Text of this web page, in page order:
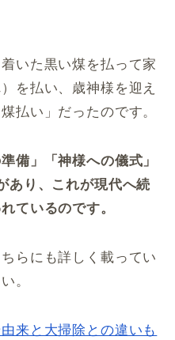
いた黒い煤を払って家
を払い、歳神様を迎え
払い」だったのです。
備」「神様への儀式」
あり、これが現代へ続
ているのです。
らにも詳しく載ってい
。
来と大掃除との違いも